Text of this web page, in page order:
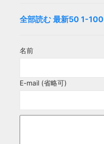
全部読む 最新50 1-100
名前
E-mail (省略可)